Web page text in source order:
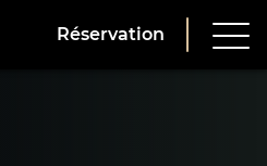
Réservation